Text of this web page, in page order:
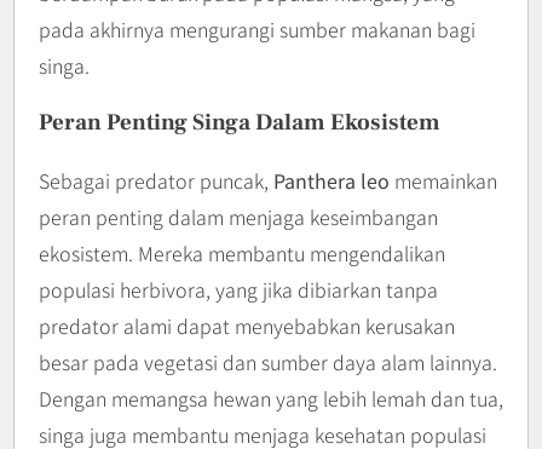
pada akhirnya mengurangi sumber makanan bagi
singa.
Peran Penting Singa Dalam Ekosistem
Sebagai predator puncak, Panthera leo memainkan
peran penting dalam menjaga keseimbangan
ekosistem. Mereka membantu mengendalikan
populasi herbivora, yang jika dibiarkan tanpa
predator alami dapat menyebabkan kerusakan
besar pada vegetasi dan sumber daya alam lainnya.
Dengan memangsa hewan yang lebih lemah dan tua,
singa juga membantu menjaga kesehatan populasi